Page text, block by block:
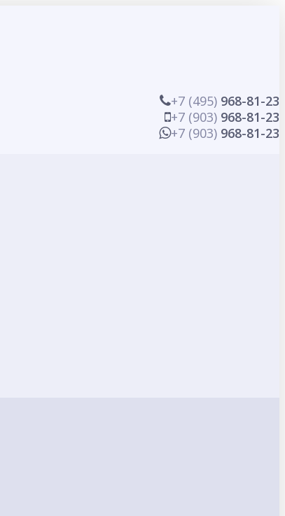
+7 (495) 968-81-23
+7 (903) 968-81-23
+7 (903) 968-81-23